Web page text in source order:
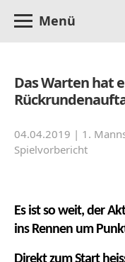
Menü
Das Warten hat
04.04.2019 | 1.
Spielvorbericht
Es ist so weit, der
ins Rennen um
Direkt zum Start